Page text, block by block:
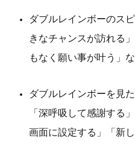
ダブルレインボーのス
きなチャンスが訪れる
もなく願い事が叶う」
ダブルレインボーを見
「深呼吸して感謝する
画面に設定する」「新